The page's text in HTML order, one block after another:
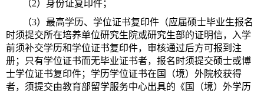
（2）身份证复印件；
（3）最高学历、学位证书复印件（应届硕士毕业生报名
时须提交所在培养单位研究生院或研究生部的证明信，入学
前须补交学历和学位证书复印件，审核通过后方可报到注
册；只有学位证书而无毕业证书者，报名时须提交硕士或博
士学位证书复印件；学历学位证书在国（境）外院校获得
者，须提交由教育部留学服务中心出具的《国（境）外学历